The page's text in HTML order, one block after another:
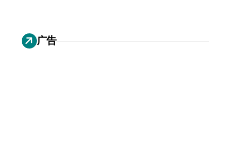
广告